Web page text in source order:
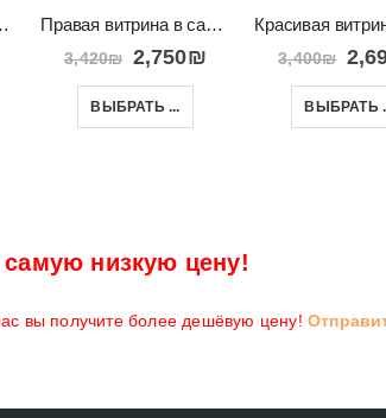
RAVENNA A 1DS Правая витрина в салон от модульного комплекта IRMA
3,420₪ 2,750₪
ВЫБРАТЬ ...
3,400₪
ВЫБРАТЬ
низкую цену!
вы получите более дешёвую цену!